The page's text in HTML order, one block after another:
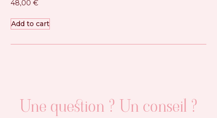
48,00€
Add to cart
Une question ? Un conseil ?